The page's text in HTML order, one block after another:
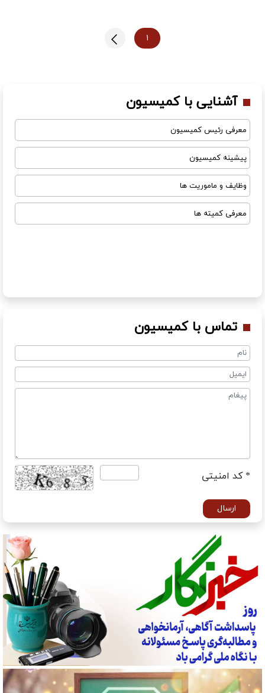
۱
آشنایی با کمیسیون
معرفی رئیس کمیسیون
پیشینه کمیسیون
وظایف و ماموریت ها
معرفی کمیته ها
تماس با کمیسیون
* کد امنیتی